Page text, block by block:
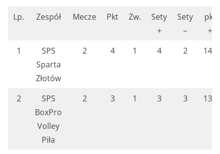
Lp. Zespół Mecze Pkt Zw.
Sety
+
Sety
–
pkt
+
1
SPS
Sparta
Złotów
2 4 1 4 2 145
2
SPS
BoxPro
Volley
Piła
2 3 1 3 3 130